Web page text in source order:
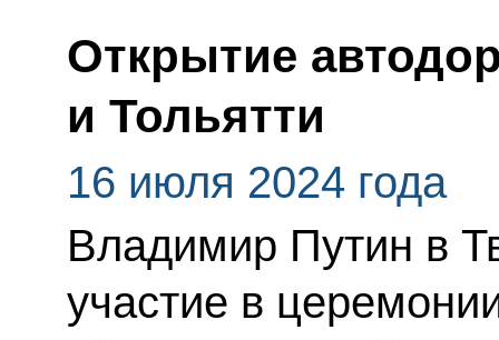
Открытие
и Тольятти
16 июля 2024 года
Владимир Путин в
участие в